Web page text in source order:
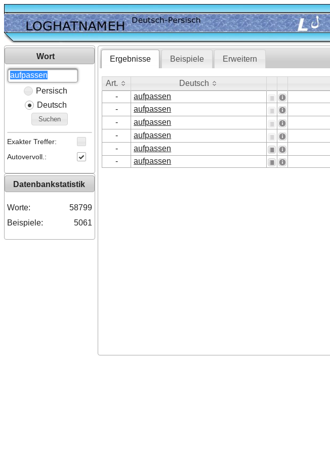
Wort
Persisch
Deutsch
Suchen
Exakter Treffer:
Autovervoll.:
Datenbankstatistik
Worte:
58799
Beispiele:
5061
Ergebnisse Beispiele Erweitern
Art. Deutsch
Art.
- aufpassen
-
aufpassen
-
aufpassen
-
aufpassen
-
aufpassen
-
aufpassen